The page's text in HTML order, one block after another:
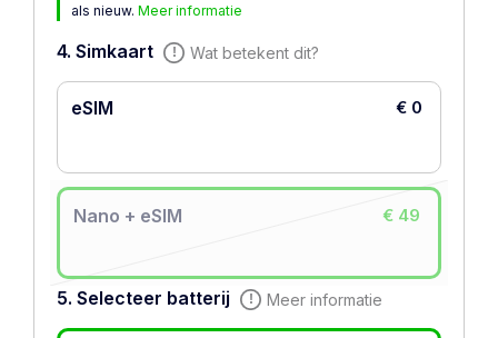
als nieuw. Meer informatie
4. Simkaart Wat betekent dit?
eSIM € 0
Nano + eSIM € 49
5. Selecteer batterij Meer informatie